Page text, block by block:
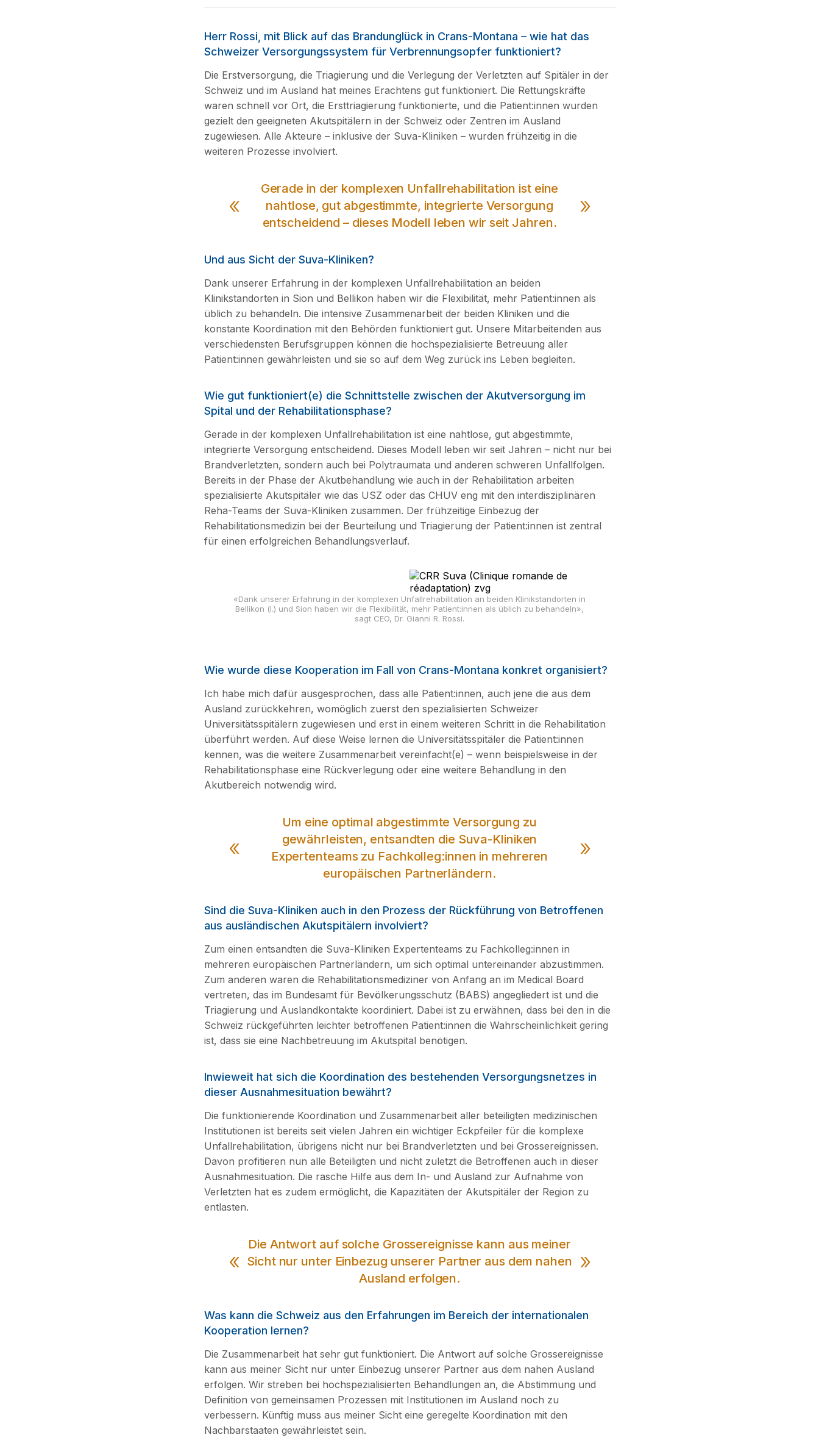
Herr Rossi, mit Blick auf das Brandunglück in Crans-Montana – wie hat das
Schweizer Versorgungssystem für Verbrennungsopfer funktioniert?
Die Erstversorgung, die Triagierung und die Verlegung der Verletzten auf Spitäler in der
Schweiz und im Ausland hat meines Erachtens gut funktioniert. Die Rettungskräfte
waren schnell vor Ort, die Ersttriagierung funktionierte, und die Patient:innen wurden
gezielt den geeigneten Akutspitälern in der Schweiz oder Zentren im Ausland
zugewiesen. Alle Akteure – inklusive der Suva-Kliniken – wurden frühzeitig in die
weiteren Prozesse involviert.
Gerade in der komplexen Unfallrehabilitation ist eine
nahtlose, gut abgestimmte, integrierte Versorgung
entscheidend – dieses Modell leben wir seit Jahren.
Und aus Sicht der Suva-Kliniken?
Dank unserer Erfahrung in der komplexen Unfallrehabilitation an beiden
Klinikstandorten in Sion und Bellikon haben wir die Flexibilität, mehr Patient:innen als
üblich zu behandeln. Die intensive Zusammenarbeit der beiden Kliniken und die
konstante Koordination mit den Behörden funktioniert gut. Unsere Mitarbeitenden aus
verschiedensten Berufsgruppen können die hochspezialisierte Betreuung aller
Patient:innen gewährleisten und sie so auf dem Weg zurück ins Leben begleiten.
Wie gut funktioniert(e) die Schnittstelle zwischen der Akutversorgung im
Spital und der Rehabilitationsphase?
Gerade in der komplexen Unfallrehabilitation ist eine nahtlose, gut abgestimmte,
integrierte Versorgung entscheidend. Dieses Modell leben wir seit Jahren – nicht nur bei
Brandverletzten, sondern auch bei Polytraumata und anderen schweren Unfallfolgen.
Bereits in der Phase der Akutbehandlung wie auch in der Rehabilitation arbeiten
spezialisierte Akutspitäler wie das USZ oder das CHUV eng mit den interdisziplinären
Reha-Teams der Suva-Kliniken zusammen. Der frühzeitige Einbezug der
Rehabilitationsmedizin bei der Beurteilung und Triagierung der Patient:innen ist zentral
für einen erfolgreichen Behandlungsverlauf.
«Dank unserer Erfahrung in der komplexen Unfallrehabilitation an beiden Klinikstandorten in
Bellikon (l.) und Sion haben wir die Flexibilität, mehr Patient:innen als üblich zu behandeln»,
sagt CEO, Dr. Gianni R. Rossi.
Wie wurde diese Kooperation im Fall von Crans-Montana konkret organisiert?
Ich habe mich dafür ausgesprochen, dass alle Patient:innen, auch jene die aus dem
Ausland zurückkehren, womöglich zuerst den spezialisierten Schweizer
Universitätsspitälern zugewiesen und erst in einem weiteren Schritt in die Rehabilitation
überführt werden. Auf diese Weise lernen die Universitätsspitäler die Patient:innen
kennen, was die weitere Zusammenarbeit vereinfacht(e) – wenn beispielsweise in der
Rehabilitationsphase eine Rückverlegung oder eine weitere Behandlung in den
Akutbereich notwendig wird.
Um eine optimal abgestimmte Versorgung zu
gewährleisten, entsandten die Suva-Kliniken
Expertenteams zu Fachkolleg:innen in mehreren
europäischen Partnerländern.
Sind die Suva-Kliniken auch in den Prozess der Rückführung von Betroffenen
aus ausländischen Akutspitälern involviert?
Zum einen entsandten die Suva-Kliniken Expertenteams zu Fachkolleg:innen in
mehreren europäischen Partnerländern, um sich optimal untereinander abzustimmen.
Zum anderen waren die Rehabilitationsmediziner von Anfang an im Medical Board
vertreten, das im Bundesamt für Bevölkerungsschutz (BABS) angegliedert ist und die
Triagierung und Auslandkontakte koordiniert. Dabei ist zu erwähnen, dass bei den in die
Schweiz rückgeführten leichter betroffenen Patient:innen die Wahrscheinlichkeit gering
ist, dass sie eine Nachbetreuung im Akutspital benötigen.
Inwieweit hat sich die Koordination des bestehenden Versorgungsnetzes in
dieser Ausnahmesituation bewährt?
Die funktionierende Koordination und Zusammenarbeit aller beteiligten medizinischen
Institutionen ist bereits seit vielen Jahren ein wichtiger Eckpfeiler für die komplexe
Unfallrehabilitation, übrigens nicht nur bei Brandverletzten und bei Grossereignissen.
Davon profitieren nun alle Beteiligten und nicht zuletzt die Betroffenen auch in dieser
Ausnahmesituation. Die rasche Hilfe aus dem In- und Ausland zur Aufnahme von
Verletzten hat es zudem ermöglicht, die Kapazitäten der Akutspitäler der Region zu
entlasten.
Die Antwort auf solche Grossereignisse kann aus meiner
Sicht nur unter Einbezug unserer Partner aus dem nahen
Ausland erfolgen.
Was kann die Schweiz aus den Erfahrungen im Bereich der internationalen
Kooperation lernen?
Die Zusammenarbeit hat sehr gut funktioniert. Die Antwort auf solche Grossereignisse
kann aus meiner Sicht nur unter Einbezug unserer Partner aus dem nahen Ausland
erfolgen. Wir streben bei hochspezialisierten Behandlungen an, die Abstimmung und
Definition von gemeinsamen Prozessen mit Institutionen im Ausland noch zu
verbessern. Künftig muss aus meiner Sicht eine geregelte Koordination mit den
Nachbarstaaten gewährleistet sein.